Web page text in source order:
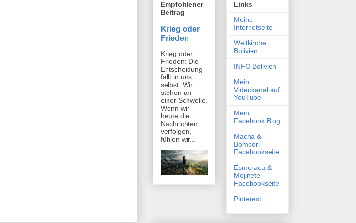
Empfohlener
Beitrag
Krieg oder
Frieden
Krieg oder
Frieden: Die
Entscheidung
fällt in uns
selbst. Wir
stehen an
einer Schwelle.
Wenn wir
heute die
Nachrichten
verfolgen,
fühlen wir...
Links
Meine
Internetseite
Weltkirche
Bolivien
INFO Bolivien
Mein
Videokanal auf
YouTube
Mein
Facebook Blog
Macha &
Bombori
Facebookseite
Esmoraca &
Mojinete
Facebookseite
Pinterest